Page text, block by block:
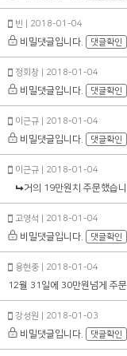
빈 | 2018-01-04
비밀댓글입니다.
댓글확인
정회창 | 2018-01-04
비밀댓글입니다.
댓글확인
이근규 | 2018-01-04
비밀댓글입니다.
댓글확인
이근규 | 2018-01-04
거의 19만원치 주문했습
고영석 | 2018-01-04
비밀댓글입니다.
댓글확인
용현중 | 2018-01-04
12월 31일에 30만원넘게 주문
강성원 | 2018-01-03
비밀댓글입니다.
댓글확인